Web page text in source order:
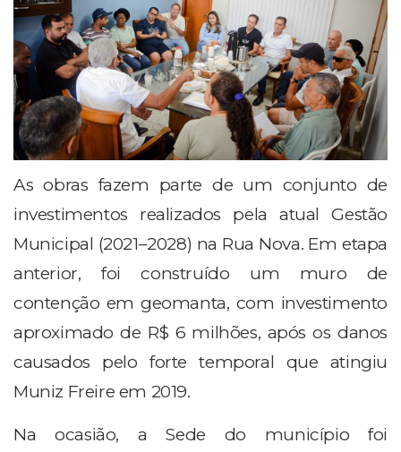
As obras fazem parte de um conjunto de
investimentos realizados pela atual Gestão
Municipal (2021–2028) na Rua Nova. Em etapa
anterior, foi construído um muro de
contenção em geomanta, com investimento
aproximado de R$ 6 milhões, após os danos
causados pelo forte temporal que atingiu
Muniz Freire em 2019.
Na ocasião, a Sede do município foi